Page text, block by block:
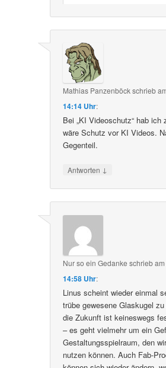
Mathias Panzenböckschrieb
14:14 Uhr:
Bei „KI Videoschutz“ hab ich
wäre Schutz vor KI Videos.
Gegenteil.
Antworten ↓
Nur so ein Gedanke schrieb
14:58 Uhr:
Linus scheint wieder einmal
trübe gewesene Glaskugel
die Zukunft ist keineswegs
– es geht vielmehr um ein
Gestaltungsspielraum, den
nutzen können. Auch Fab-